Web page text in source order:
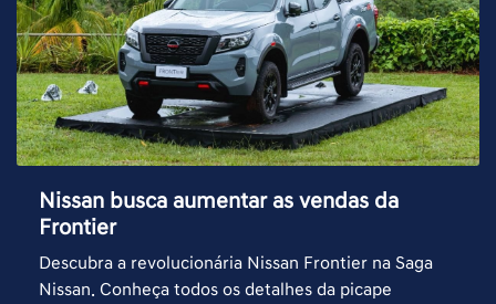
Nissan busca aumentar as vendas da
Frontier
Descubra a revolucionária Nissan Frontier na Saga
Nissan. Conheça todos os detalhes da picape